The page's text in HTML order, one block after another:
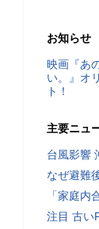
お知らせ
映画『あ
い。』オ
ト！
主要ニュ
台風影響
なぜ避難
「家庭内
注目 古い